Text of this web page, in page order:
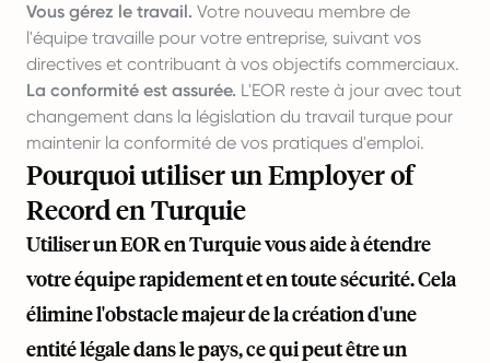
Vous gérez le travail. Votre nouveau membre de
l'équipe travaille pour votre entreprise, suivant vos
directives et contribuant à vos objectifs commerciaux.
La conformité est assurée. L'EOR reste à jour avec tout
changement dans la législation du travail turque pour
maintenir la conformité de vos pratiques d'emploi.
Pourquoi utiliser un Employer of
Record en Turquie
Utiliser un EOR en Turquie vous aide à étendre
votre équipe rapidement et en toute sécurité. Cela
élimine l'obstacle majeur de la création d'une
entité légale dans le pays, ce qui peut être un